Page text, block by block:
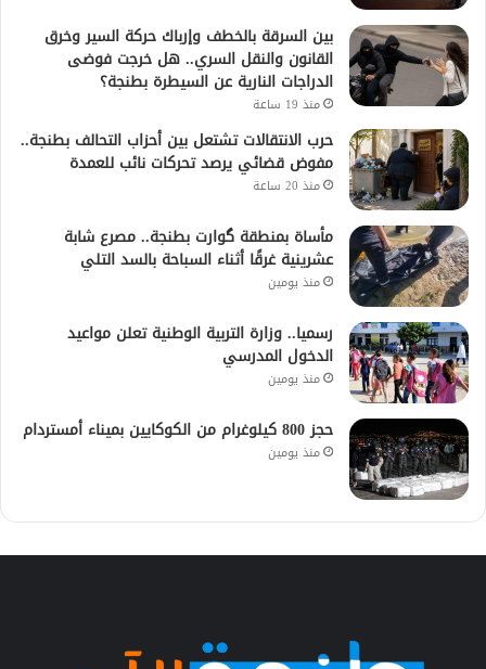
بين السرقة بالخطف وإرباك حركة السير وخرق
القانون والنقل السري.. هل خرجت فوضى
الدراجات النارية عن السيطرة بطنجة؟
منذ 19 ساعة
حرب الانتقالات تشتعل بين أحزاب التحالف بطنجة..
مفوض قضائي يرصد تحركات نائب للعمدة
منذ 20 ساعة
مأساة بمنطقة گوارت بطنجة.. مصرع شابة
عشرينية غرقًا أثناء السباحة بالسد التلي
منذ يومين
رسميا.. وزارة التربية الوطنية تعلن مواعيد
الدخول المدرسي
منذ يومين
حجز 800 كيلوغرام من الكوكايين بميناء أمستردام
منذ يومين